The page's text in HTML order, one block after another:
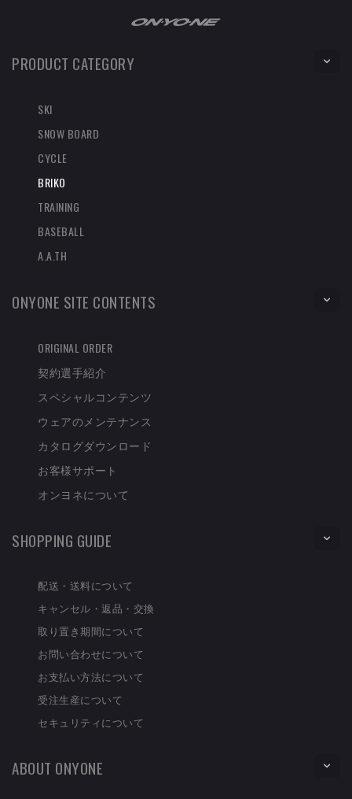
PRODUCT CATEGORY
SKI
SNOW BOARD
CYCLE
BRIKO
TRAINING
BASEBALL
A.A.TH
ONYONE SITE CONTENTS
ORIGINAL ORDER
契約選手紹介
スペシャルコンテンツ
ウェアのメンテナンス
カタログダウンロード
お客様サポート
オンヨネについて
SHOPPING GUIDE
配送・送料について
キャンセル・返品・交換
取り置き期間について
お問い合わせについて
お支払い方法について
受注生産について
セキュリティについて
ABOUT ONYONE